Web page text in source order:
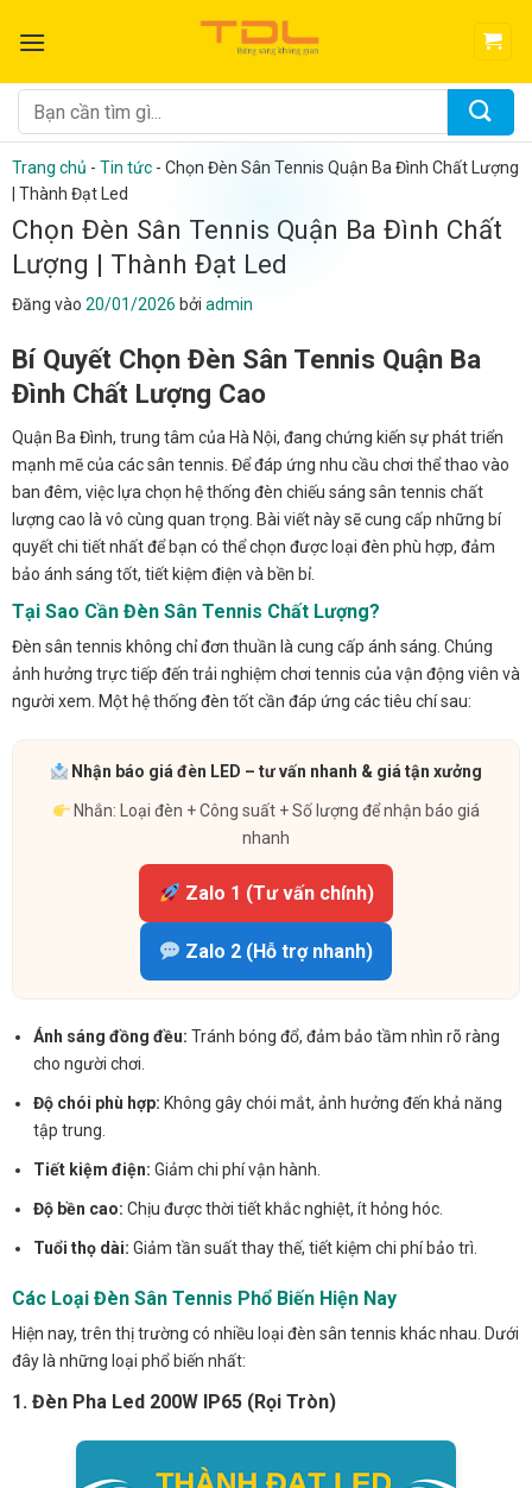
qua
dung
Tìm
kiếm:
Trang chủ - Tin tức - Chọn Đèn Sân Tennis Quận Ba Đình Chất Lượng
| Thành Đạt Led
Chọn Đèn Sân Tennis Quận Ba Đình Chất
Lượng | Thành Đạt Led
Đăng vào 20/01/2026 bởi admin
Bí Quyết Chọn Đèn Sân Tennis Quận Ba
Đình Chất Lượng Cao
Quận Ba Đình, trung tâm của Hà Nội, đang chứng kiến sự phát triển
mạnh mẽ của các sân tennis. Để đáp ứng nhu cầu chơi thể thao vào
ban đêm, việc lựa chọn hệ thống đèn chiếu sáng sân tennis chất
lượng cao là vô cùng quan trọng. Bài viết này sẽ cung cấp những bí
quyết chi tiết nhất để bạn có thể chọn được loại đèn phù hợp, đảm
bảo ánh sáng tốt, tiết kiệm điện và bền bỉ.
Tại Sao Cần Đèn Sân Tennis Chất Lượng?
Đèn sân tennis không chỉ đơn thuần là cung cấp ánh sáng. Chúng
ảnh hưởng trực tiếp đến trải nghiệm chơi tennis của vận động viên và
người xem. Một hệ thống đèn tốt cần đáp ứng các tiêu chí sau:
Nhận báo giá đèn LED – tư vấn nhanh & giá tận xưởng
Nhắn: Loại đèn + Công suất + Số lượng để nhận báo giá
nhanh
Zalo 1 (Tư vấn chính)
Zalo 2 (Hỗ trợ nhanh)
Ánh sáng đồng đều: Tránh bóng đổ, đảm bảo tầm nhìn rõ ràng
cho người chơi.
Độ chói phù hợp: Không gây chói mắt, ảnh hưởng đến khả năng
tập trung.
Tiết kiệm điện: Giảm chi phí vận hành.
Độ bền cao: Chịu được thời tiết khắc nghiệt, ít hỏng hóc.
Tuổi thọ dài: Giảm tần suất thay thế, tiết kiệm chi phí bảo trì.
Các Loại Đèn Sân Tennis Phổ Biến Hiện Nay
Hiện nay, trên thị trường có nhiều loại đèn sân tennis khác nhau. Dưới
đây là những loại phổ biến nhất:
1. Đèn Pha Led 200W IP65 (Rọi Tròn)